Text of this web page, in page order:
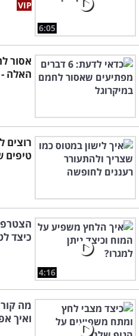
6:05
האלה -
טיפים
4:16
כיצד
מה
ואיך